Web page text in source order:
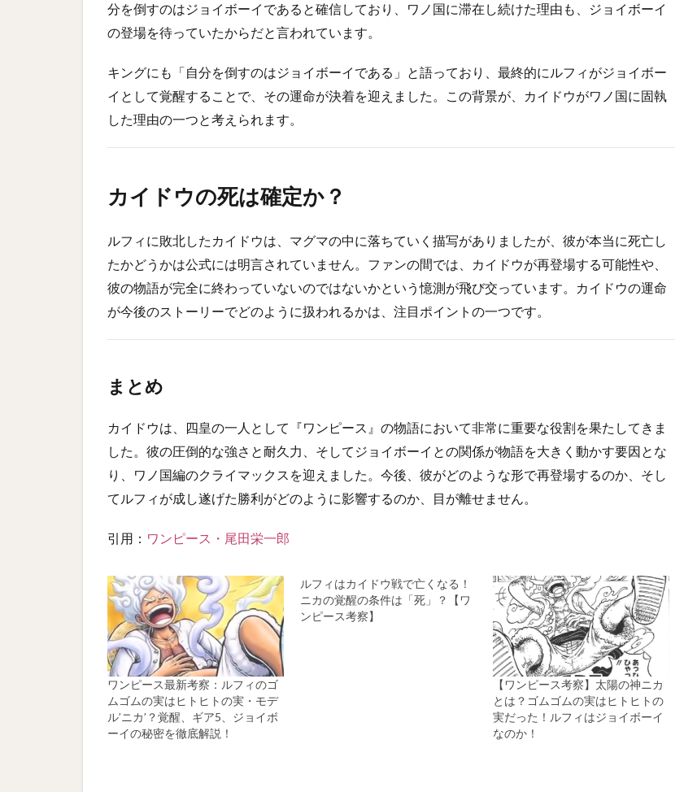
分を倒すのはジョイボーイであると確信しており、ワノ国に滞在し続けた理由も、ジョイボーイ
の登場を待っていたからだと言われています。
キングにも「自分を倒すのはジョイボーイである」と語っており、最終的にルフィがジョイボー
イとして覚醒することで、その運命が決着を迎えました。この背景が、カイドウがワノ国に固執
した理由の一つと考えられます。
カイドウの死は確定か？
ルフィに敗北したカイドウは、マグマの中に落ちていく描写がありましたが、彼が本当に死亡し
たかどうかは公式には明言されていません。ファンの間では、カイドウが再登場する可能性や、
彼の物語が完全に終わっていないのではないかという憶測が飛び交っています。カイドウの運命
が今後のストーリーでどのように扱われるかは、注目ポイントの一つです。
まとめ
カイドウは、四皇の一人として『ワンピース』の物語において非常に重要な役割を果たしてきま
した。彼の圧倒的な強さと耐久力、そしてジョイボーイとの関係が物語を大きく動かす要因とな
り、ワノ国編のクライマックスを迎えました。今後、彼がどのような形で再登場するのか、そし
てルフィが成し遂げた勝利がどのように影響するのか、目が離せません。
引用： ワンピース・尾田栄一郎
ワンピース最新考察：ルフィのゴ
ムゴムの実はヒトヒトの実・モデ
ル’ニカ’？覚醒、ギア5、ジョイボ
ーイの秘密を徹底解説！
ルフィはカイドウ戦で亡くなる！
ニカの覚醒の条件は「死」？【ワ
ンピース考察】
【ワンピース考察】太陽の神ニカ
とは？ゴムゴムの実はヒトヒトの
実だった！ルフィはジョイボーイ
なのか！